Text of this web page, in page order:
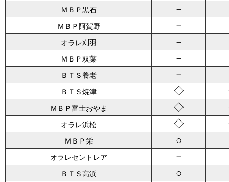
ＭＢＰ黒石 －
ＭＢＰ阿賀野 －
オラレ刈羽 －
ＭＢＰ双葉 －
ＢＴＳ養老 －
ＢＴＳ焼津 ◇
ＭＢＰ富士おやま ◇
オラレ浜松 ◇
ＭＢＰ栄 ○
オラレセントレア －
ＢＴＳ高浜 ○